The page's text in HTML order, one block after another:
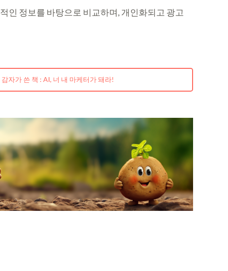
인 정보를 바탕으로 비교하며, 개인화되고 광고
감자가 쓴 책 : AI, 너 내 마케터가 돼라!